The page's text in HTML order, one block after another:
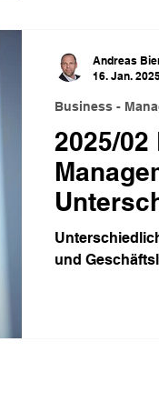
2025/
und
Business -
Andreas
16. Jan.